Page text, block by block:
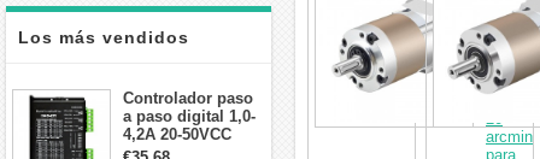
Los más vendidos
Controlador paso
a paso digital 1,0-
4,2A 20-50VCC
para motor paso a
serie
TQEG
20:1
20
arcmin
para